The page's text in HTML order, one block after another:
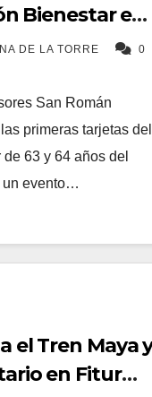
Bienestar en
DE LA TORRE 0
San Román
primeras tarjetas del
63 y 64 años del
un evento…
el Tren Maya
en Fitur